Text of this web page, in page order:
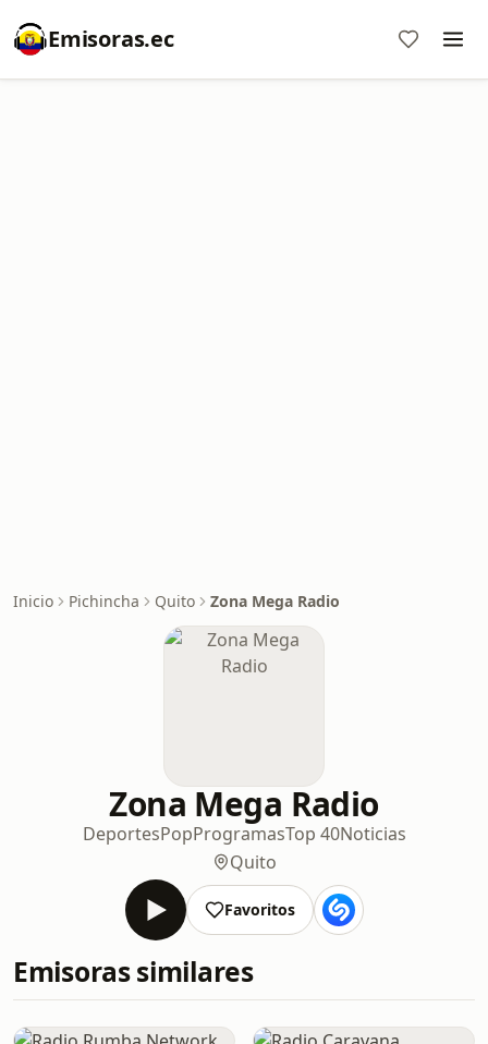
Emisoras.ec
Inicio Pichincha Quito Zona Mega Radio
Zona Mega Radio
DeportesPopProgramasTop 40Noticias
Quito
Favoritos
Emisoras similares